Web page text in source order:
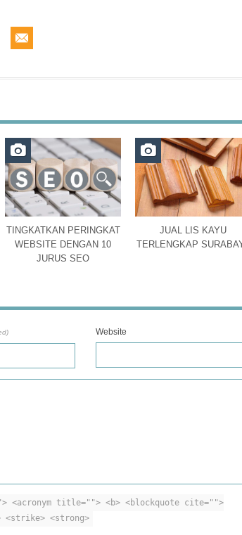
TINGKATKAN PERINGKAT
WEBSITE DENGAN 10
JURUS SEO
JUAL LIS KAYU
TERLENGKAP
Website
title=""> <b> <blockquote cite="">
<strike> <strong>